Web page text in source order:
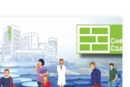
accessibles aux élèves et
à travers ce reportage réalisé dans le